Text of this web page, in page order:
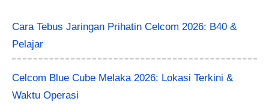
Cara Tebus Jaringan Prihatin Celcom 2026: B40 &
Pelajar
Celcom Blue Cube Melaka 2026: Lokasi Terkini &
Waktu Operasi